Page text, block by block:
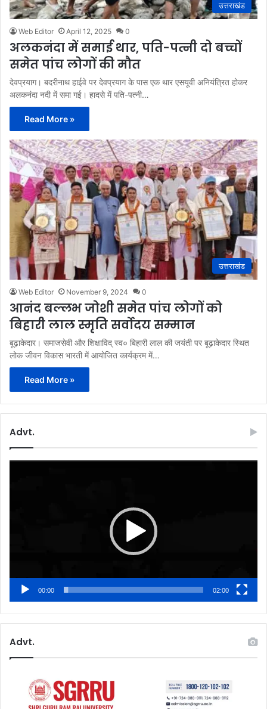
उत्तराखंड
Web Editor April 12, 2025 0
अलकनंदा में समाई थार, पति-पत्नी दो बच्चों
समेत पांच लोगों की मौत
देवप्रयाग। बदरीनाथ हाईवे पर देवप्रयाग के पास एक थार एसयूवी अनियंत्रित होकर
अलकनंदा नदी में समा गई। हादसे में पति-पत्नी…
Read More »
उत्तराखंड
Web Editor November 9, 2024 0
आनंद बल्लभ जोशी समेत पांच लोगों को
बिहारी लाल स्मृति सर्वोदय सम्मान
बूढ़ाकेदार। समाजसेवी और शिक्षाविद् स्व० बिहारी लाल की जयंती पर बूढ़ाकेदार स्थित
लोक जीवन विकास भारती में आयोजित कार्यक्रम में…
Read More »
Advt.
00:00 02:00
Advt.